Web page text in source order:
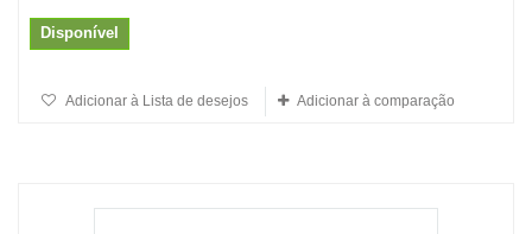
Disponível
Adicionar à Lista de desejos Adicionar à comparação